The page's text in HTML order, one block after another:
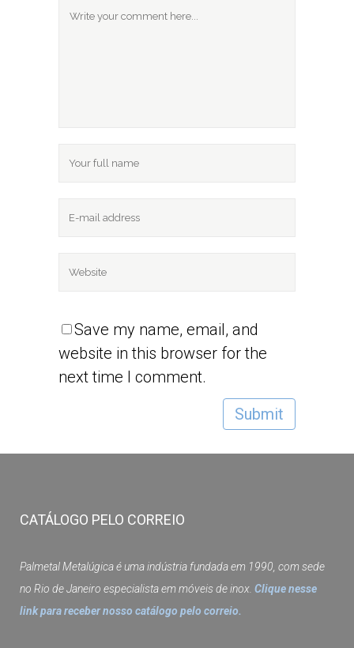
Save my name, email, and
website in this browser for the
next time I comment.
CATÁLOGO PELO CORREIO
Palmetal Metalúgica é uma indústria fundada em 1990, com sede
no Rio de Janeiro especialista em móveis de inox. Clique nesse
link para receber nosso catálogo pelo correio.